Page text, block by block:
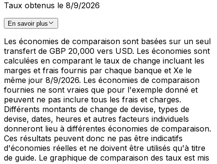
Taux obtenus le 8/9/2026
En savoir plus
Les économies de comparaison sont basées sur un seul
transfert de GBP 20,000 vers USD. Les économies sont
calculées en comparant le taux de change incluant les
marges et frais fournis par chaque banque et Xe le
même jour 8/9/2026. Les économies de comparaison
fournies ne sont vraies que pour l'exemple donné et
peuvent ne pas inclure tous les frais et charges.
Différents montants de change de devise, types de
devise, dates, heures et autres facteurs individuels
donneront lieu à différentes économies de comparaison.
Ces résultats peuvent donc ne pas être indicatifs
d'économies réelles et ne doivent être utilisés qu'à titre
de guide. Le graphique de comparaison des taux est mis